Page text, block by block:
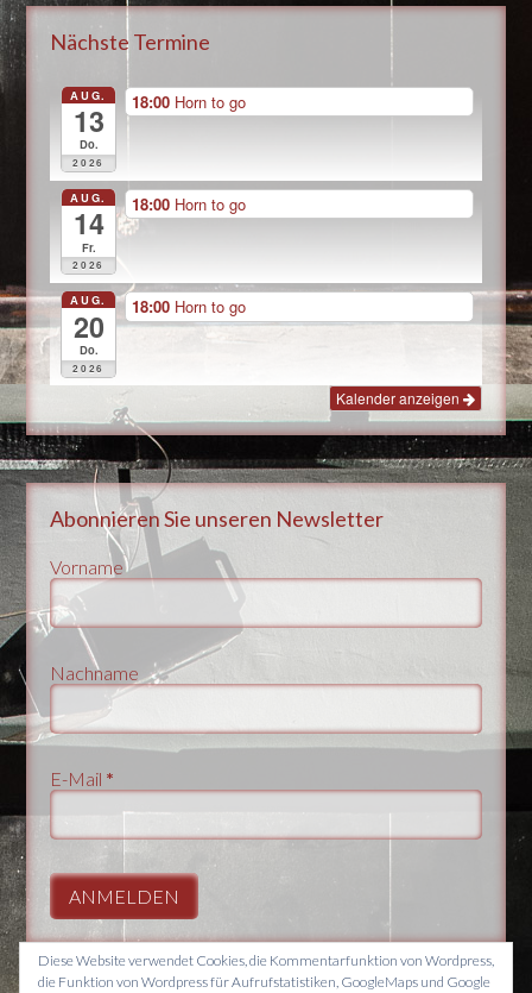
Nächste Termine
AUG.
13
Do.
2026
18:00 Horn to go
AUG.
14
Fr.
2026
18:00 Horn to go
AUG.
20
Do.
2026
18:00 Horn to go
Kalender anzeigen
Abonnieren Sie unseren Newsletter
Vorname
Nachname
E-Mail *
Diese Website verwendet Cookies, die Kommentarfunktion von Wordpress,
die Funktion von Wordpress für Aufrufstatistiken, GoogleMaps und Google